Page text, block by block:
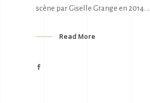
scène par Giselle Grange en 2014.
Read More